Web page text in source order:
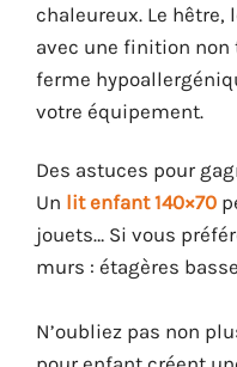
chaleureux. Le
avec une finition non
ferme
votre équipement.
Des astuces pour
Un lit enfant 140×70
jouets… Si vous
murs : étagères
N’oubliez pas non